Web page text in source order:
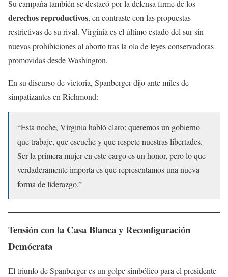
Su campaña también se destacó por la defensa firme de los
derechos reproductivos, en contraste con las propuestas
restrictivas de su rival. Virginia es el último estado del sur sin
nuevas prohibiciones al aborto tras la ola de leyes conservadoras
promovidas desde Washington.
En su discurso de victoria, Spanberger dijo ante miles de
simpatizantes en Richmond:
“Esta noche, Virginia habló claro: queremos un gobierno
que trabaje, que escuche y que respete nuestras libertades.
Ser la primera mujer en este cargo es un honor, pero lo que
verdaderamente importa es que representamos una nueva
forma de liderazgo.”
Tensión con la Casa Blanca y Reconfiguración
Demócrata
El triunfo de Spanberger es un golpe simbólico para el presidente